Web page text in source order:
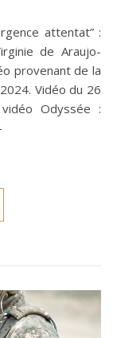
de Araujo-
provenant de la
Vidéo du 26
Odyssée :